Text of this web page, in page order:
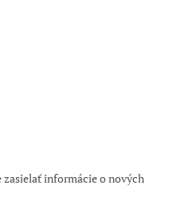
informácie o nových